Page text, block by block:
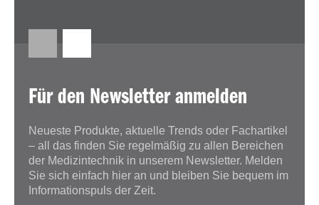
Für den Newsletter anmelden
Neueste Produkte, aktuelle Trends oder Fachartikel
– all das finden Sie regelmäßig zu allen Bereichen
der Medizintechnik in unserem Newsletter. Melden
Sie sich einfach hier an und bleiben Sie bequem im
Informationspuls der Zeit.